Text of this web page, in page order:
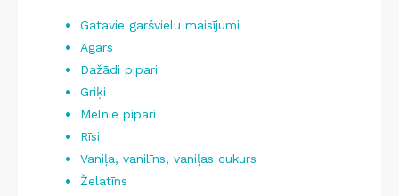
Gatavie garšvielu maisījumi
Agars
Dažādi pipari
Griķi
Melnie pipari
Rīsi
Vaniļa, vanilīns, vaniļas cukurs
Želatīns